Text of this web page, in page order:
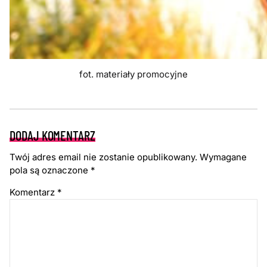
fot. materiały promocyjne
DODAJ KOMENTARZ
Twój adres email nie zostanie opublikowany. Wymagane
pola są oznaczone *
Komentarz *